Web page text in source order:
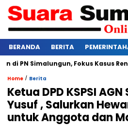
BERANDA BERITA
Simalungun, Fokus Kasus Rentan
Home / Berita
Ketua DPD KSPSI
Yusuf , Salurkan
untuk Anggota dan